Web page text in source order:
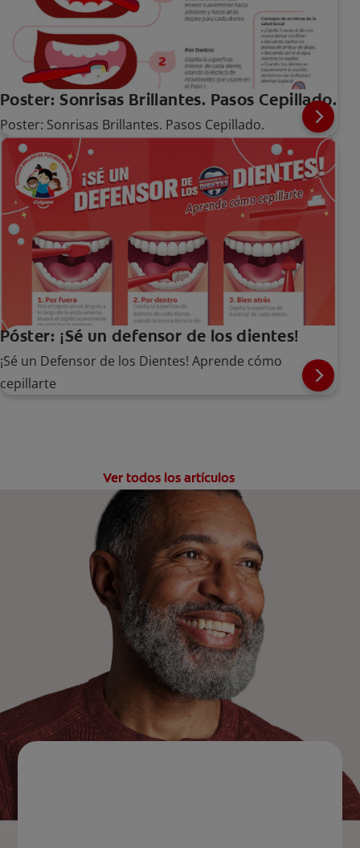
Poster: Sonrisas Brillantes. Pasos Cepillado.
Poster: Sonrisas Brillantes. Pasos Cepillado.
Póster: ¡Sé un defensor de los dientes!
¡Sé un Defensor de los Dientes! Aprende cómo
cepillarte
Ver todos los artículos